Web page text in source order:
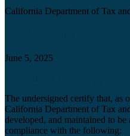
California Department of Tax
June 5, 2025
The undersigned certify that, as
California Department of Tax
developed, and maintained to be
compliance with the following: